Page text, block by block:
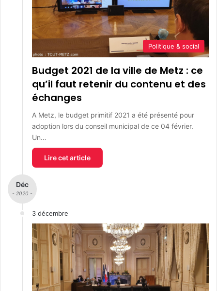
Politique & social
Budget 2021 de la ville de Metz : ce
qu’il faut retenir du contenu et des
échanges
A Metz, le budget primitif 2021 a été présenté pour
adoption lors du conseil municipal de ce 04 février.
Un…
Lire cet article
Déc
- 2020 -
3 décembre